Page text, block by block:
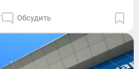
Обсудить